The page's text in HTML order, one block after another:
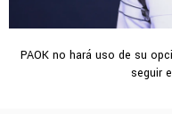
PAOK no hará uso de su
seguir